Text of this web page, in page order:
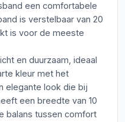
een comfortabele
is verstelbaar van 20
is voor de meeste
en duurzaam, ideaal
kleur met het
elegante look die bij
een breedte van 10
balans tussen comfort